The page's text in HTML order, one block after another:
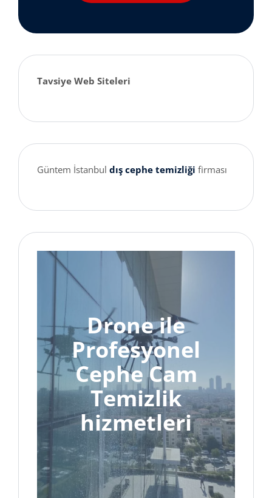
Tavsiye Web Siteleri
Güntem İstanbul dış cephe temizliği firması
Drone ile
Profesyonel
Cephe Cam
Temizlik
hizmetleri